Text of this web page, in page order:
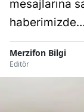
mesajlarına
haberimizde…
Merzifon Bilgi
Editör